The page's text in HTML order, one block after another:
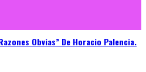
Obvias” De Horacio Palencia.